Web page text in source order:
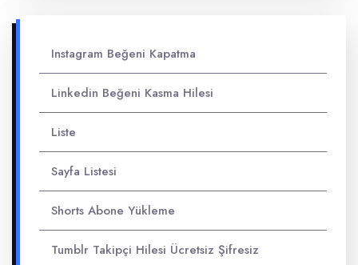
Instagram Beğeni Kapatma
Linkedin Beğeni Kasma Hilesi
Liste
Sayfa Listesi
Shorts Abone Yükleme
Tumblr Takipçi Hilesi Ücretsiz Şifresiz